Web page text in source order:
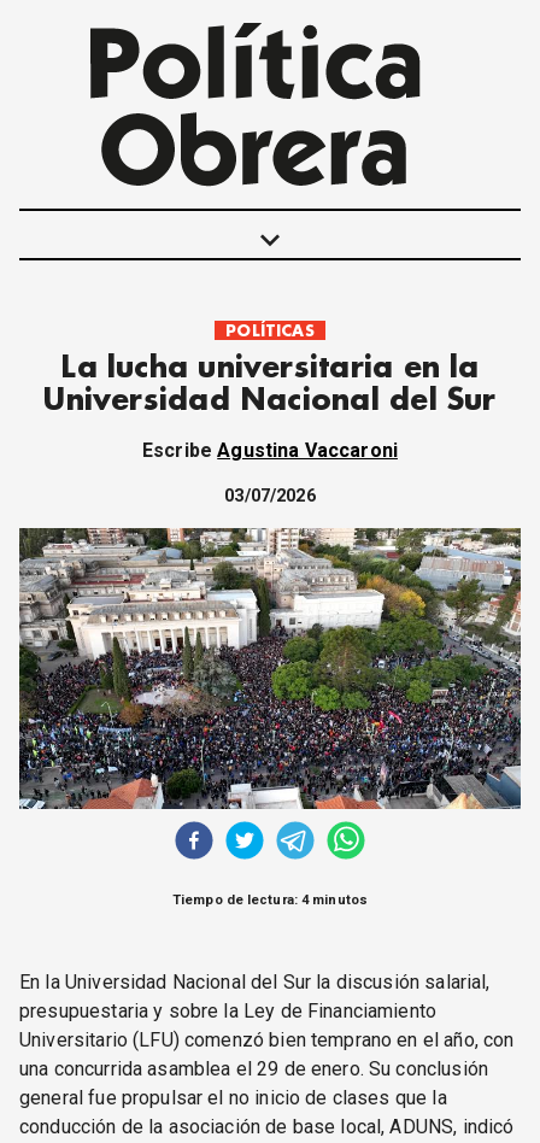
keyboard_arrow_down
POLÍTICAS
INTERNACIONALES
MOVIMIENTO OBRERO
ECONOMÍA
SOCIEDAD Y CULTURA
JUVENTUD
CORREO DE LECTORES
DEBATE
ARCHIVO
DECLARACIONES
OPINIÓN
ALTAMIRA RESPONDE
Política Obrera Revista
CONTACTO
POLÍTICAS
La lucha universitaria en la
Universidad Nacional del Sur
EscribeAgustina Vaccaroni
03/07/2026
Tiempo de lectura: 4 minutos
En la Universidad Nacional del Sur la discusión salarial,
presupuestaria y sobre la Ley de Financiamiento
Universitario (LFU) comenzó bien temprano en el año, con
una concurrida asamblea el 29 de enero. Su conclusión
general fue propulsar el no inicio de clases que la
conducción de la asociación de base local, ADUNS, indicó